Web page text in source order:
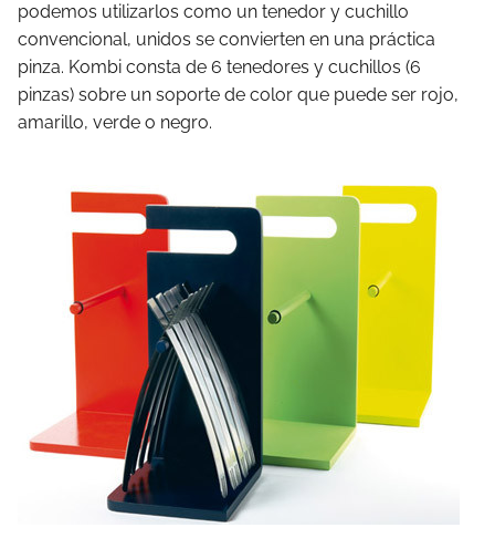
podemos utilizarlos como un tenedor y cuchillo
convencional, unidos se convierten en una práctica
pinza. Kombi consta de 6 tenedores y cuchillos (6
pinzas) sobre un soporte de color que puede ser rojo,
amarillo, verde o negro.